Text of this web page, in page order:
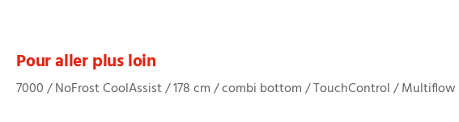
Pour aller plus loin
7000 / NoFrost CoolAssist / 178 cm / combi bottom / TouchControl /